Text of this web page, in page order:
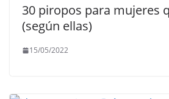
30 piropos para mujeres
(según ellas)
15/05/2022